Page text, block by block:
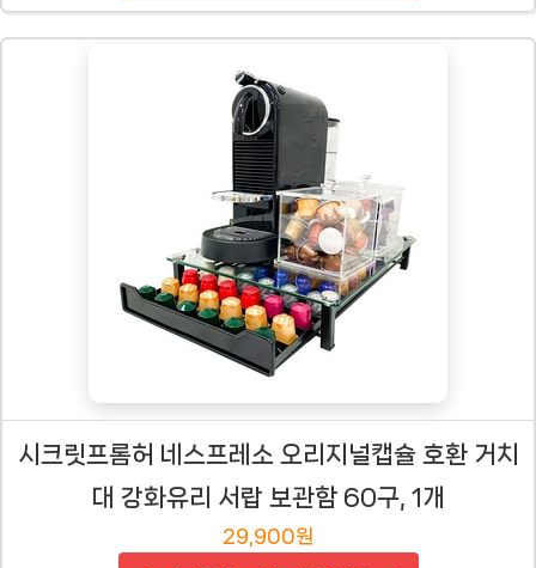
시크릿프롬허 네스프레소 오리지널캡슐 호환 거치
대 강화유리 서랍 보관함 60구, 1개
29,900원